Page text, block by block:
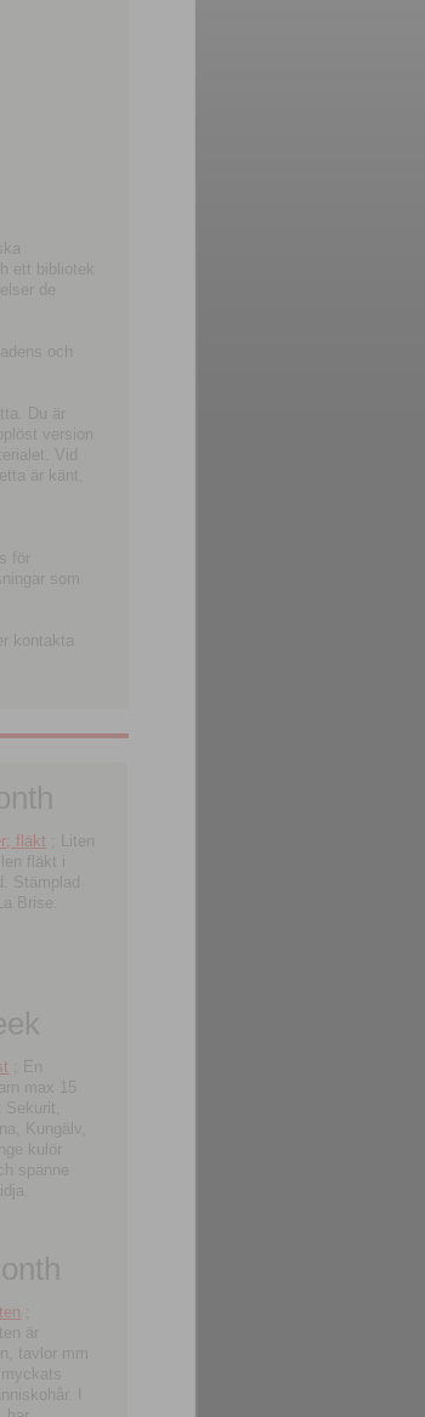
ett bibliotek
de
och
Du är
version
Vid
är känt,
för
som
kontakta
fläkt ; Liten
fläkt i
Stämplad
Brise.
; En
max 15
Sekurit,
Kungälv,
kulör
spänne
är
tavlor mm
I